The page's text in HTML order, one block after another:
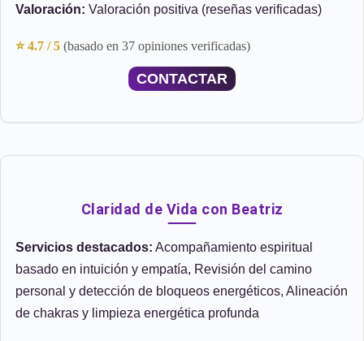
Valoración: Valoración positiva (reseñas verificadas)
⭐ 4.7 / 5 (basado en 37 opiniones verificadas)
CONTACTAR
Claridad de Vida con Beatriz
Servicios destacados: Acompañamiento espiritual
basado en intuición y empatía, Revisión del camino
personal y detección de bloqueos energéticos, Alineación
de chakras y limpieza energética profunda